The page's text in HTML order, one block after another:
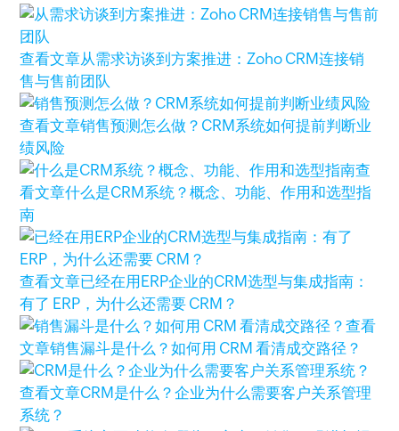
查看文章从需求访谈到方案推进：Zoho CRM连接销
售与售前团队
查看文章销售预测怎么做？CRM系统如何提前判断业
绩风险
查
看文章什么是CRM系统？概念、功能、作用和选型指
南
查看文章已经在用ERP企业的CRM选型与集成指南：
有了 ERP，为什么还需要 CRM？
查看
文章销售漏斗是什么？如何用 CRM 看清成交路径？
查看文章CRM是什么？企业为什么需要客户关系管理
系统？